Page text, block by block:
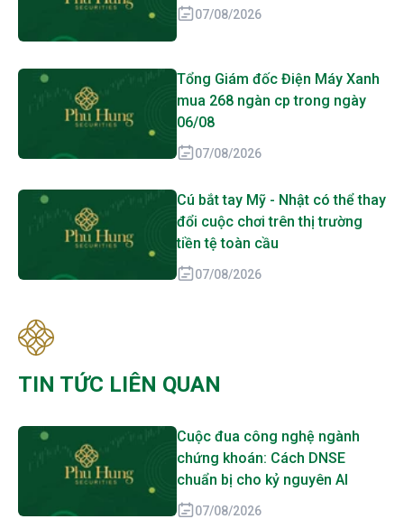
07/08/2026
Tổng Giám đốc Điện Máy Xanh
mua 268 ngàn cp trong ngày
06/08
07/08/2026
Cú bắt tay Mỹ - Nhật có thể thay
đổi cuộc chơi trên thị trường
tiền tệ toàn cầu
07/08/2026
TIN TỨC LIÊN QUAN
Cuộc đua công nghệ ngành
chứng khoán: Cách DNSE
chuẩn bị cho kỷ nguyên AI
07/08/2026